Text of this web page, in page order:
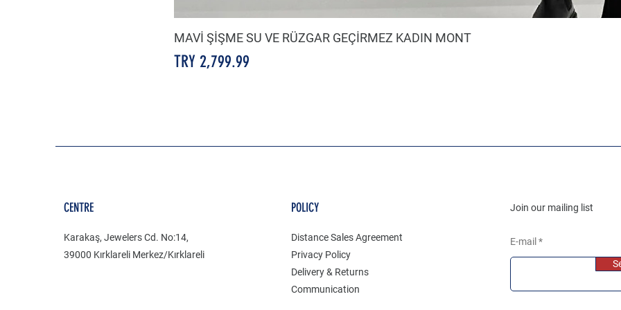
MAVİ ŞİŞME SU VE RÜZGAR GEÇİRMEZ KADIN MONT
Price
TRY 2,799.99
CENTRE
Karakaş, Jewelers Cd. No:14,
39000 Kırklareli Merkez/Kırklareli
POLICY
Distance Sales Agreement
Privacy Policy
Delivery & Returns
Communication
Join our mailing list
E-mail